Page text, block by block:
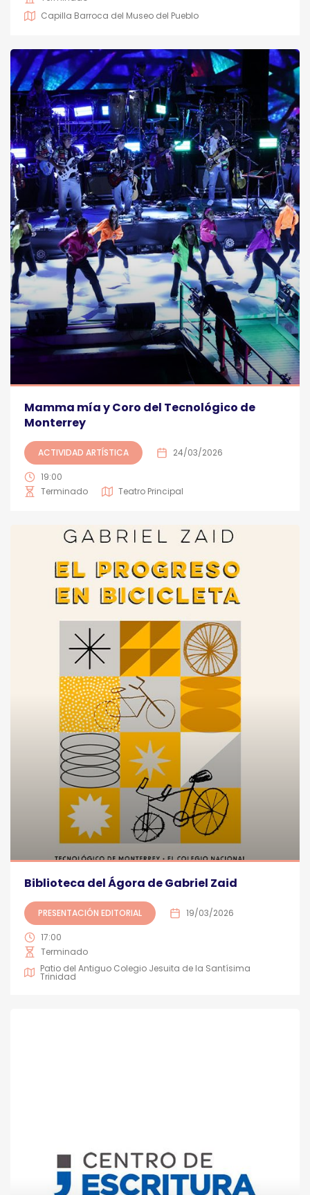
Capilla Barroca del Museo del Pueblo
Mamma mía y Coro del Tecnológico de
Monterrey
ACTIVIDAD ARTÍSTICA 24/03/2026
19:00
Terminado
Teatro Principal
Biblioteca del Ágora de Gabriel Zaid
PRESENTACIÓN EDITORIAL 19/03/2026
17:00
Terminado
Patio del Antiguo Colegio Jesuita de la Santísima
Trinidad